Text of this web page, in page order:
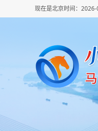
现在是北京时间： 2026-